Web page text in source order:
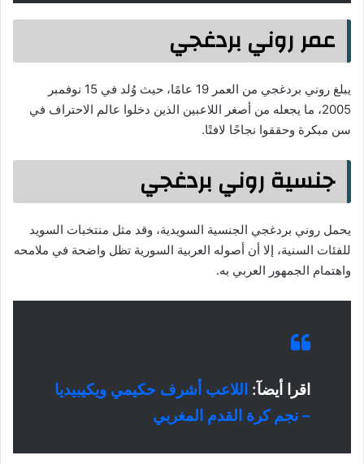
عمر روني بردغجي
يبلغ روني بردغجي من العمر 19 عامًا، حيث وُلد في 15 نوفمبر
2005، ما يجعله من أصغر اللاعبين الذين دخلوا عالم الاحتراف في
سن مبكرة وحققوا نجاحًا لافتًا.
جنسية روني بردغجي
يحمل روني بردغجي الجنسية السويدية، وقد مثل منتخبات السويد
للفئات السنية، إلا أن أصوله العربية السورية تظل واضحة في ملامحه
واهتمام الجمهور العربي به.
اقرا أيضآ: اللاعب أشرف حكيمي ويكيبيديا
– نجم كرة القدم المغربي